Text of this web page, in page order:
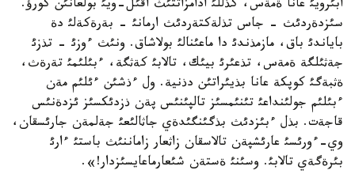
ابئرويئ عانا ةمةس، كذللئ ادامزاتتئث اقئل-ويئ بولعانئن كورؤ.
سئزدةردئث - جاس تذلةكتةردئث ارمانئ - بةرةكةلئ دة
باياندئ باق، مازمذندئ دا ماعئنالئ بولاشاق. ونئث ءوزئ - تذزئ
جةثئلگة ةمةس، تذعئرئ بيئك، تالابئ كةثگة، ءبئلئمئ تةرةث،
ةثبةگئ كوپكة عانا بذيئراتئن دذنية. ول ءذشئن ءئلئم مةن
ءبئلئم جولئنداعئ تئنئمسئز تالپئنئس پةن ذزدئكسئز ئزدةنئس
قاجةت. بذل ءبئزدئث بذگئنگئدةي جاثالئعئ جةلمةن جارئسقان،
وي-ءورئسئ عارئشپةن تالاسقان زاثعار زاماننئث باستئ ءارئ
بئرةگةي تالابئ. وسئنئ ةستةن شئعارماعايسئزدار!».